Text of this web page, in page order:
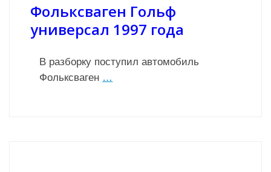
Фольксваген Гольф
универсал 1997 года
В разборку поступил автомобиль
Фольксваген …